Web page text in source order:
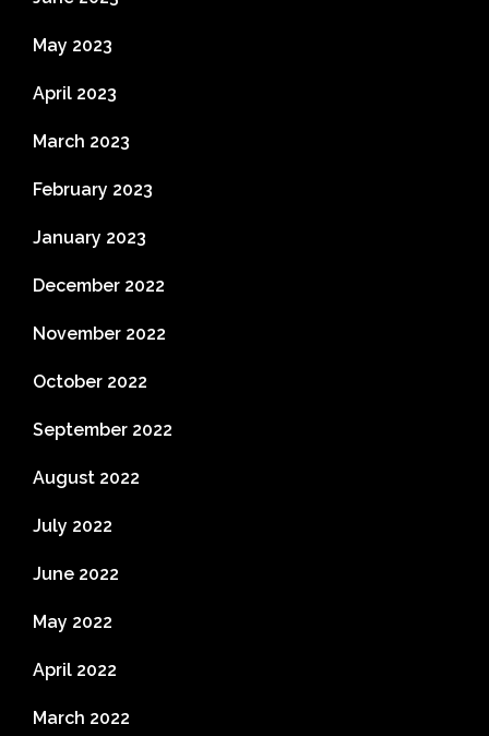
May 2023
April 2023
March 2023
February 2023
January 2023
December 2022
November 2022
October 2022
September 2022
August 2022
July 2022
June 2022
May 2022
April 2022
March 2022